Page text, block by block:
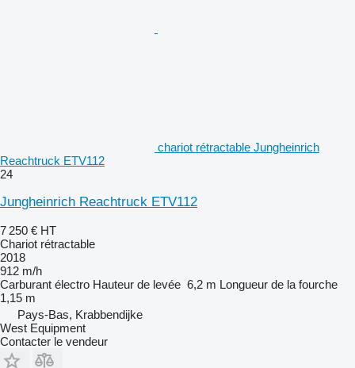
chariot rétractable Jungheinrich
Reachtruck ETV112
24
Jungheinrich Reachtruck ETV112
7 250 € HT
Chariot rétractable
2018
912 m/h
Carburant électro Hauteur de levée 6,2 m Longueur de la fourche
1,15 m
Pays-Bas, Krabbendijke
West Equipment
Contacter le vendeur